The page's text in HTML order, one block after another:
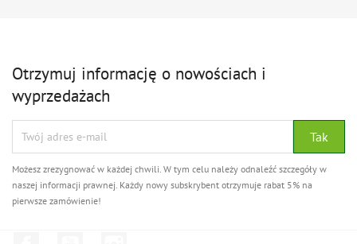
Otrzymuj informację o nowościach i
wyprzedażach
Możesz zrezygnować w każdej chwili. W tym celu należy odnaleźć szczegóły w
naszej informacji prawnej. Każdy nowy subskrybent otrzymuje rabat 5% na
pierwsze zamówienie!